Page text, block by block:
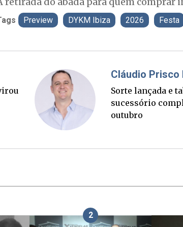
Preview DYKM Ibiza 2026 Festa
Fabiano
Ponte Anita
palanque
2